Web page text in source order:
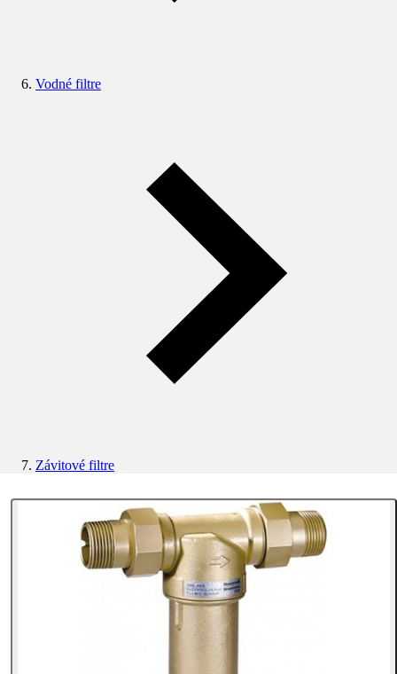
Vodné filtre
Závitové filtre